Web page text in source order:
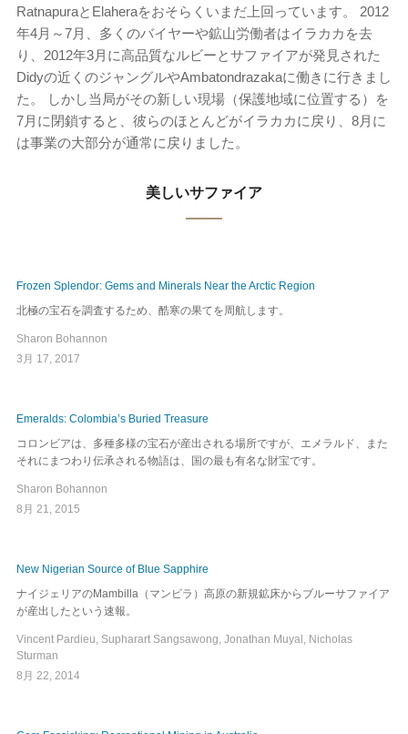
RatnapuraとElaheraをおそらくいまだ上回っています。 2012
年4月～7月、多くのバイヤーや鉱山労働者はイラカカを去
り、2012年3月に高品質なルビーとサファイアが発見された
Didyの近くのジャングルやAmbatondrazakaに働きに行きまし
た。 しかし当局がその新しい現場（保護地域に位置する）を
7月に閉鎖すると、彼らのほとんどがイラカカに戻り、8月に
は事業の大部分が通常に戻りました。
美しいサファイア
Frozen Splendor: Gems and Minerals Near the Arctic Region
北極の宝石を調査するため、酷寒の果てを周航します。
Sharon Bohannon
3月 17, 2017
Emeralds: Colombia’s Buried Treasure
コロンビアは、多種多様の宝石が産出される場所ですが、エメラルド、また
それにまつわり伝承される物語は、国の最も有名な財宝です。
Sharon Bohannon
8月 21, 2015
New Nigerian Source of Blue Sapphire
ナイジェリアのMambilla（マンビラ）高原の新規鉱床からブルーサファイア
が産出したという速報。
Vincent Pardieu, Supharart Sangsawong, Jonathan Muyal, Nicholas
Sturman
8月 22, 2014